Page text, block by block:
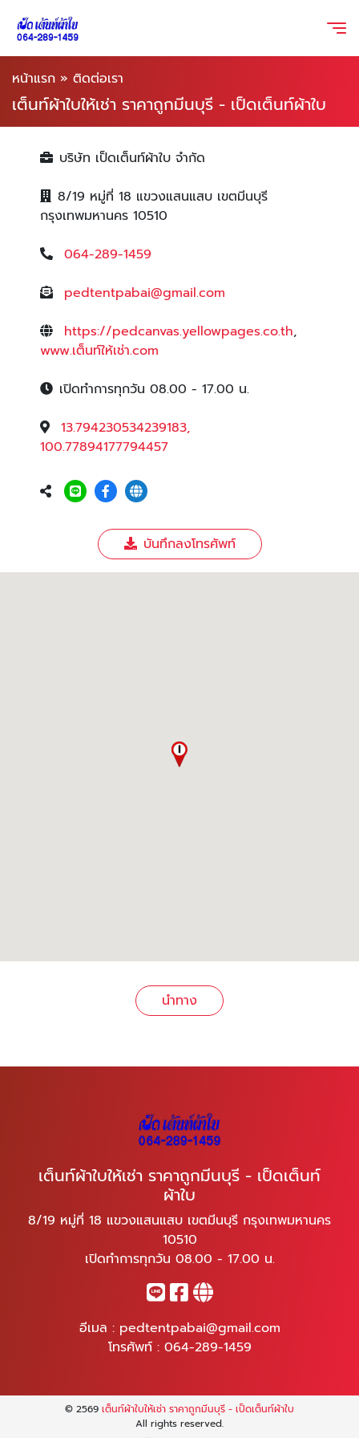
หน้าแรก » ติดต่อเรา
เต็นท์ผ้าใบให้เช่า ราคาถูกมีนบุรี - เป็ดเต็นท์ผ้าใบ
บริษัท เป็ดเต็นท์ผ้าใบ จำกัด
8/19 หมู่ที่ 18 แขวงแสนแสบ เขตมีนบุรี
กรุงเทพมหานคร 10510
064-289-1459
pedtentpabai@gmail.com
https://pedcanvas.yellowpages.co.th,
www.เต็นท์ให้เช่า.com
เปิดทำการทุกวัน 08.00 - 17.00 น.
13.794230534239183,
100.77894177794457
บันทึกลงโทรศัพท์
นำทาง
เต็นท์ผ้าใบให้เช่า ราคาถูกมีนบุรี - เป็ดเต็นท์
ผ้าใบ
8/19 หมู่ที่ 18 แขวงแสนแสบ เขตมีนบุรี กรุงเทพมหานคร
10510
เปิดทำการทุกวัน 08.00 - 17.00 น.
อีเมล : pedtentpabai@gmail.com
โทรศัพท์ : 064-289-1459
© 2569 เต็นท์ผ้าใบให้เช่า ราคาถูกมีนบุรี - เป็ดเต็นท์ผ้าใบ
All rights reserved.